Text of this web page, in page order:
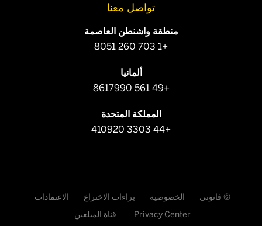
تواصل معنا
منطقة واشنطن العاصمة
+1 703 260 8051
ألمانيا
+49 561 8617990
المملكة المتحدة
+44 3303 410920
© قانوني الخصوصية براءات الاختراع
الاعتمادات
Privacy Center
قناة المبلغين